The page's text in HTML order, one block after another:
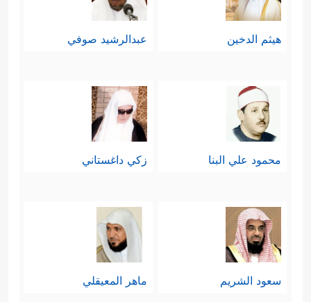
هيثم الدخين عبدالرشيد صوفي
محمود علي البنا زكي داغستاني
سعود الشريم ماهر المعيقلي